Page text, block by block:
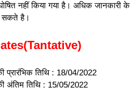
नहीं किया गया है। अधिक जानकारी के
सकते है।
तिथि : 18/04/2022
अंतिम तिथि : 15/05/2022